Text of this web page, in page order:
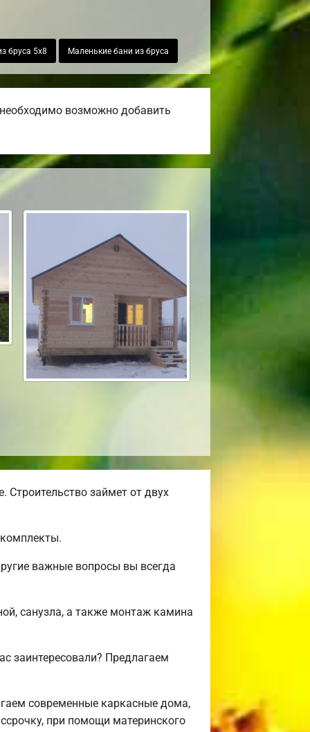
бруса 5х8 Маленькие бани из бруса
возможно добавить
займет от двух
важные вопросы вы всегда
санузла, а также монтаж камина
заинтересовали? Предлагаем
современные каркасные дома,
при помощи материнского